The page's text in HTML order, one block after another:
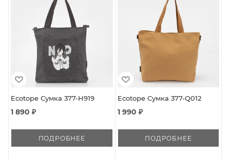
Ecotope Сумка 377-H919
1 890 ₽
ПОДРОБНЕЕ
Ecotope Сумка 377-Q012
1 990 ₽
ПОДРОБНЕЕ